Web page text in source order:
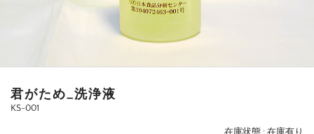
君がため_洗浄液
KS-001
在庫状態 : 在庫有り